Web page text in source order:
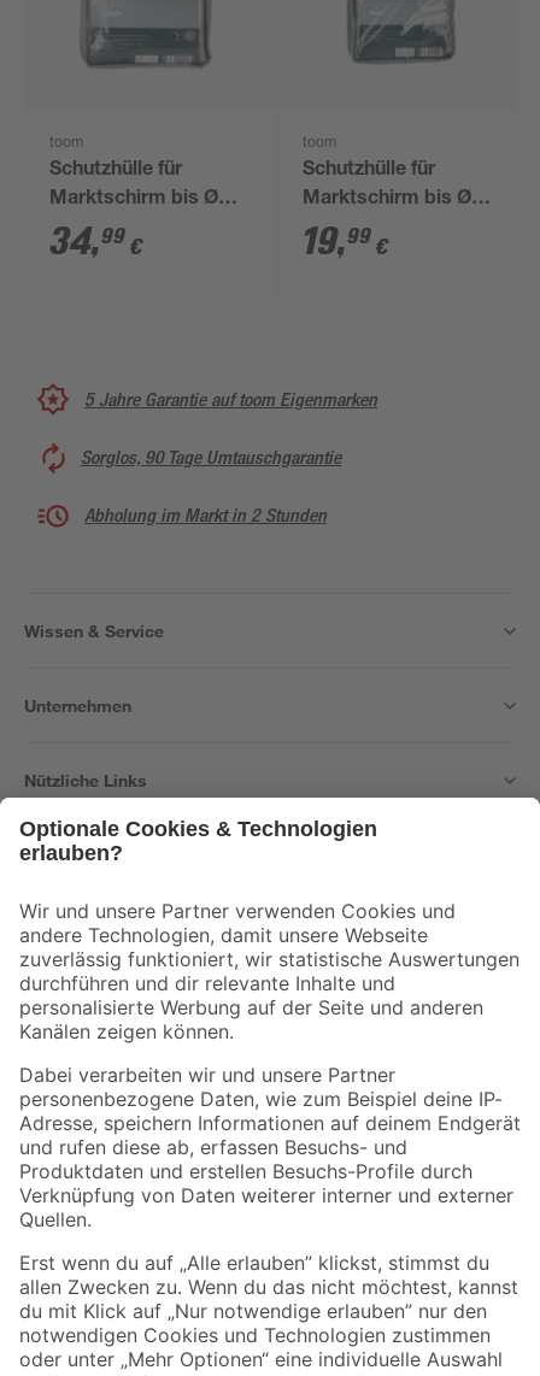
toom
Schutzhülle für
Marktschirm bis Ø
400 cm
34,99 €
toom
Schutzhülle für
Marktschirm bis Ø
250 cm
19,99 €
5 Jahre Garantie auf toom Eigenmarken
Sorglos, 90 Tage Umtauschgarantie
Abholung im Markt in 2 Stunden
Wissen & Service
Unternehmen
Nützliche Links
Der toom Newsletter: Keine Angebote und Aktionen mehr verpassen!
Zur Newsletter Anmeldung
Folge uns
Zahlungsarten Versandarten
Sicher einkaufen
Jetzt die toom-App herunterladen